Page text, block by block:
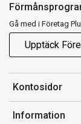
Gå med i Företag
Upptäck
Kontosidor
Mina sidor
Information